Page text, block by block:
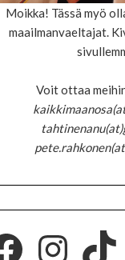
Moikka! Tässä myö
maailmanvaeltajat.
Voit ottaa